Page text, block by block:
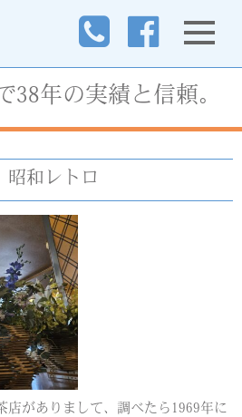
38年の実績と信頼。
昭和レトロ
店がありまして、調べたら1969年に